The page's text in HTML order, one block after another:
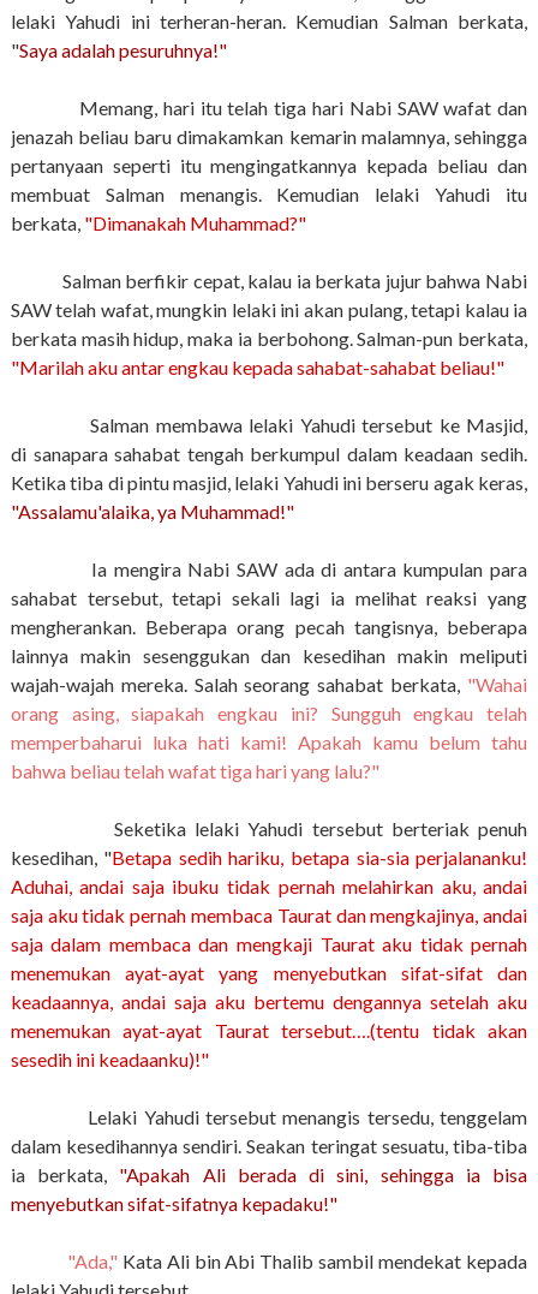
lelaki Yahudi ini terheran-heran. Kemudian Salman berkata,
"Saya adalah pesuruhnya!"
Memang, hari itu telah tiga hari Nabi SAW wafat dan
jenazah beliau baru dimakamkan kemarin malamnya, sehingga
pertanyaan seperti itu mengingatkannya kepada beliau dan
membuat Salman menangis. Kemudian lelaki Yahudi itu
berkata, "Dimanakah Muhammad?"
Salman berfikir cepat, kalau ia berkata jujur bahwa Nabi
SAW telah wafat, mungkin lelaki ini akan pulang, tetapi kalau ia
berkata masih hidup, maka ia berbohong. Salman-pun berkata,
"Marilah aku antar engkau kepada sahabat-sahabat beliau!"
Salman membawa lelaki Yahudi tersebut ke Masjid,
di sanapara sahabat tengah berkumpul dalam keadaan sedih.
Ketika tiba di pintu masjid, lelaki Yahudi ini berseru agak keras,
"Assalamu'alaika, ya Muhammad!"
Ia mengira Nabi SAW ada di antara kumpulan para
sahabat tersebut, tetapi sekali lagi ia melihat reaksi yang
mengherankan. Beberapa orang pecah tangisnya, beberapa
lainnya makin sesenggukan dan kesedihan makin meliputi
wajah-wajah mereka. Salah seorang sahabat berkata, "Wahai
orang asing, siapakah engkau ini? Sungguh engkau telah
memperbaharui luka hati kami! Apakah kamu belum tahu
bahwa beliau telah wafat tiga hari yang lalu?"
Seketika lelaki Yahudi tersebut berteriak penuh
kesedihan, "Betapa sedih hariku, betapa sia-sia perjalananku!
Aduhai, andai saja ibuku tidak pernah melahirkan aku, andai
saja aku tidak pernah membaca Taurat dan mengkajinya, andai
saja dalam membaca dan mengkaji Taurat aku tidak pernah
menemukan ayat-ayat yang menyebutkan sifat-sifat dan
keadaannya, andai saja aku bertemu dengannya setelah aku
menemukan ayat-ayat Taurat tersebut….(tentu tidak akan
sesedih ini keadaanku)!"
Lelaki Yahudi tersebut menangis tersedu, tenggelam
dalam kesedihannya sendiri. Seakan teringat sesuatu, tiba-tiba
ia berkata, "Apakah Ali berada di sini, sehingga ia bisa
menyebutkan sifat-sifatnya kepadaku!"
"Ada," Kata Ali bin Abi Thalib sambil mendekat kepada